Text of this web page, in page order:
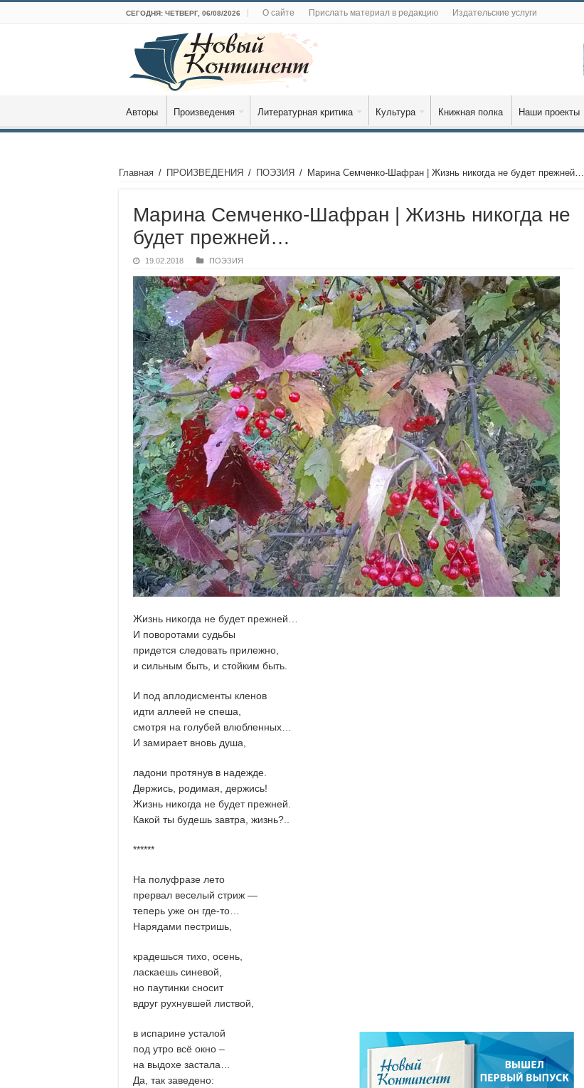
СЕГОДНЯ: ЧЕТВЕРГ, 06/08/2026 О сайте Прислать материал в редакцию Издательские услуги
Авторы Произведения Литературная критика Культура Книжная полка Наши проекты
Главная / ПРОИЗВЕДЕНИЯ / ПОЭЗИЯ / Марина Семченко-Шафран | Жизнь никогда не будет прежней…
Марина Семченко-Шафран | Жизнь никогда не
будет прежней…
19.02.2018 ПОЭЗИЯ
Жизнь никогда не будет прежней…
И поворотами судьбы
придется следовать прилежно,
и сильным быть, и стойким быть.
И под аплодисменты кленов
идти аллеей не спеша,
смотря на голубей влюбленных…
И замирает вновь душа,
ладони протянув в надежде.
Держись, родимая, держись!
Жизнь никогда не будет прежней.
Какой ты будешь завтра, жизнь?..
******
На полуфразе лето
прервал веселый стриж —
теперь уже он где-то…
Нарядами пестришь,
крадешься тихо, осень,
ласкаешь синевой,
но паутинки сносит
вдруг рухнувшей листвой,
в испарине усталой
под утро всё окно –
на выдохе застала…
Да, так заведено: